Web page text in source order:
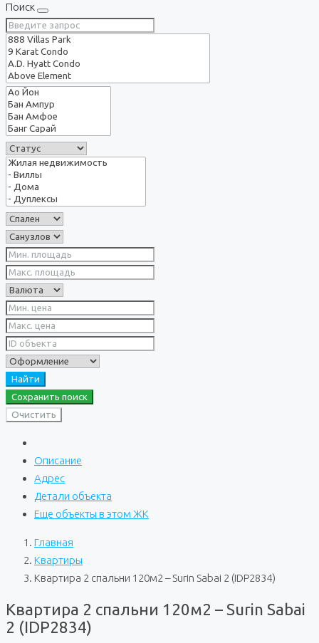
Поиск
Найти
Сохранить поиск
Очистить
Описание
Адрес
Детали объекта
Еще объекты в этом ЖК
Главная
Квартиры
Квартира 2 спальни 120м2 – Surin Sabai 2 (IDP2834)
Квартира 2 спальни 120м2 – Surin Sabai
2 (IDP2834)